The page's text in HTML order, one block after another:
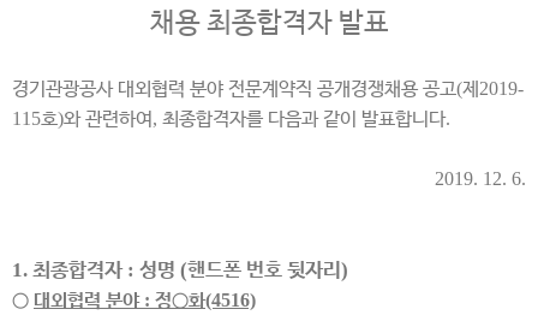
채용 최종합격자 발표
경기관광공사 대외협력 분야 전문계약직 공개경쟁채용 공고(제 2019-
115호)와 관련하여 , 최종합격자를 다음과 같이 발표합니다.
2019. 12. 6.
1. 최종합격자 : 성명 (핸드폰 번호 뒷자리 )
○ 대외협력 분야 : 정○화(4516)